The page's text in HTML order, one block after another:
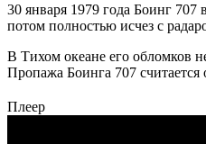
30 января 1979 года Боинг
потом полностью исчез с
В Тихом океане его обломков
Пропажа Боинга 707
Плеер